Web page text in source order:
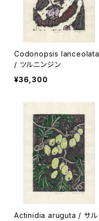
Codonopsis lanceolata
/ ツルニンジン
¥36,300
Actinidia aruguta / サル